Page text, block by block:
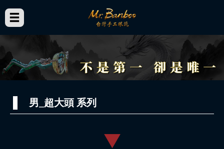
男_超大頭 系列